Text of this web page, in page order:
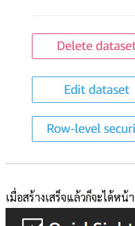
เมื่อสร้างเสร็จแล้วก็จะได้ห